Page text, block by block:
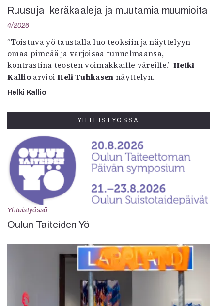
Ruusuja, keräkaaleja ja muutamia muumioita
4/2026
”Toistuva yö taustalla luo teoksiin ja näyttelyyn
omaa pimeää ja varjoisaa tunnelmaansa,
kontrastina teosten voimakkaille väreille.”Helki
KallioarvioiHeli Tuhkasen näyttelyn.
Helki Kallio
YHTEISTYÖSSÄ
Yhteistyössä
Oulun Taiteiden Yö